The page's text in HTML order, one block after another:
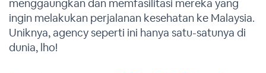
menggaungkan dan memfasilitasi mereka yang
ingin melakukan perjalanan kesehatan ke Malaysia.
Uniknya, agency seperti ini hanya satu-satunya di
dunia, lho!